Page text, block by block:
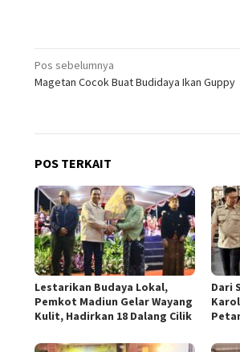
Navigasi
pos
Pos sebelumnya
Magetan Cocok Buat Budidaya Ikan Guppy
POS TERKAIT
Lestarikan Budaya Lokal,
Pemkot Madiun Gelar Wayang
Kulit, Hadirkan 18 Dalang Cilik
Dari